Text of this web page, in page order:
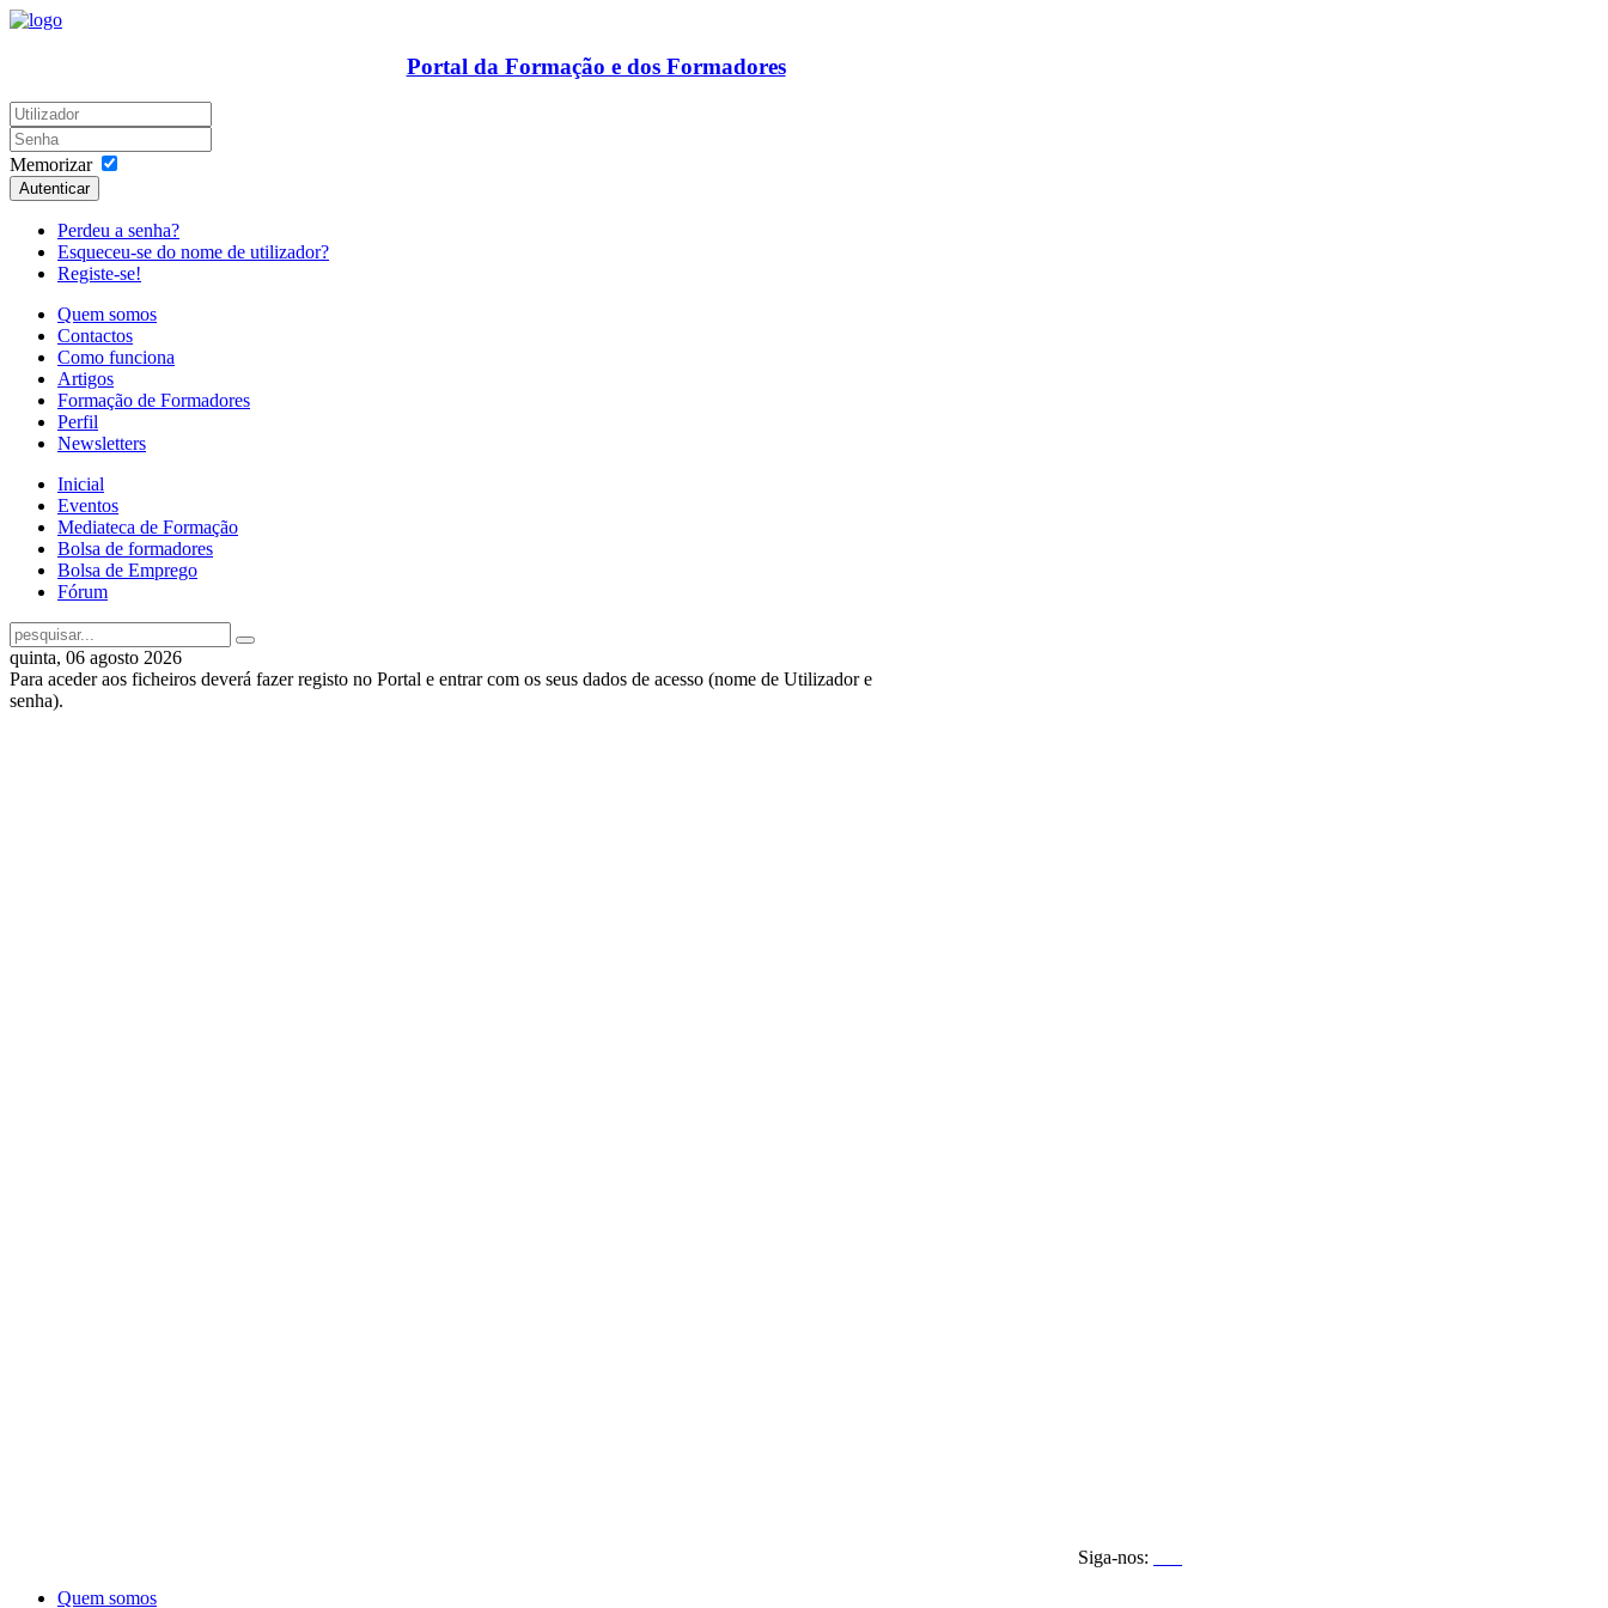
Portal da Formação e dos Formadores
Memorizar
Autenticar
Perdeu a senha?
Esqueceu-se do nome de utilizador?
Registe-se!
Quem somos
Contactos
Como funciona
Artigos
Formação de Formadores
Perfil
Newsletters
Inicial
Eventos
Mediateca de Formação
Bolsa de formadores
Bolsa de Emprego
Fórum
quinta, 06 agosto 2026
Para aceder aos ficheiros deverá fazer registo no Portal e entrar com os seus dados de acesso (nome de Utilizador e
senha).
Siga-nos:
Quem somos